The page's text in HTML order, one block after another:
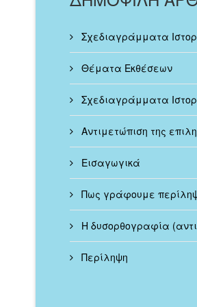
Σχεδιαγράμματα
Θέματα Εκθέσεων
Σχεδιαγράμματα
Αντιμετώπιση της
Εισαγωγικά
Πως γράφουμε
Η δυσορθογραφία
Περίληψη